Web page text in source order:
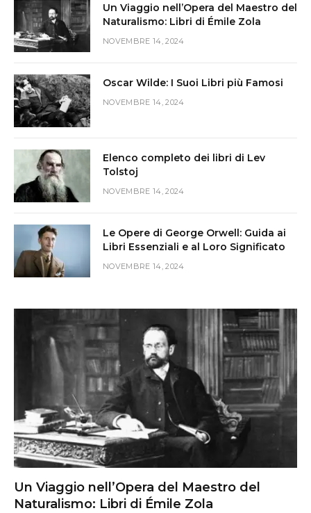
Un Viaggio nell’Opera del Maestro del
Naturalismo: Libri di Émile Zola
NOVEMBRE 14, 2024
Oscar Wilde: I Suoi Libri più Famosi
NOVEMBRE 14, 2024
Elenco completo dei libri di Lev
Tolstoj
NOVEMBRE 14, 2024
Le Opere di George Orwell: Guida ai
Libri Essenziali e al Loro Significato
NOVEMBRE 14, 2024
Un Viaggio nell’Opera del Maestro del
Naturalismo: Libri di Émile Zola